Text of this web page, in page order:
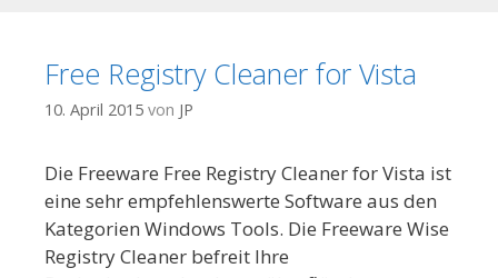
Free Registry Cleaner for Vista
10. April 2015 von JP
Die Freeware Free Registry Cleaner for Vista ist
eine sehr empfehlenswerte Software aus den
Kategorien Windows Tools. Die Freeware Wise
Registry Cleaner befreit Ihre